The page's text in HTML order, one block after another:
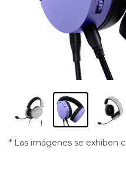
* Las imágenes se exhiben